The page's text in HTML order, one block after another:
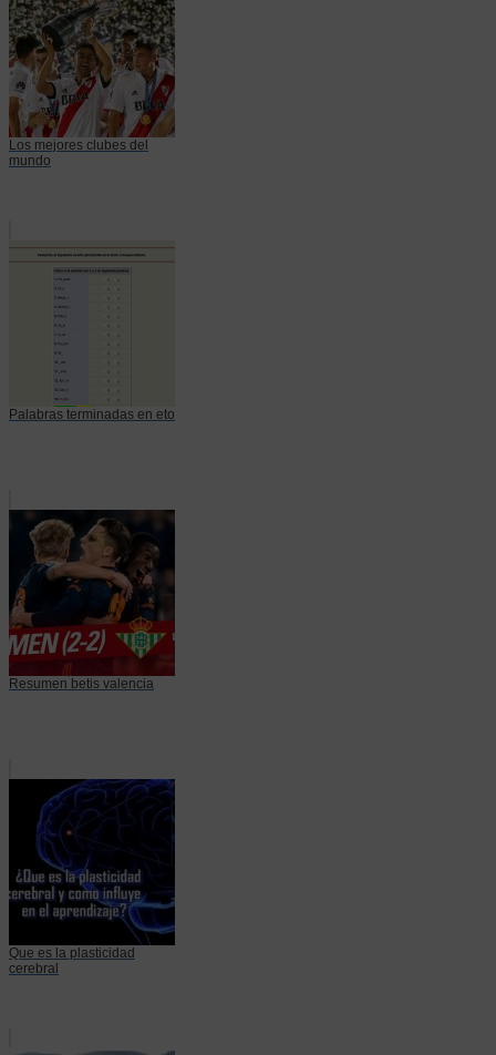
Los mejores clubes del
mundo
Palabras terminadas en eto
Resumen betis valencia
Que es la plasticidad
cerebral